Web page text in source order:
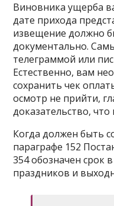
Виновника ущерба
дате прихода
извещение должно
документально.
телеграммой или
Естественно, вам
сохранить чек
осмотр не прийти,
доказательство, что
Когда должен быть
параграфе 152
354 обозначен срок
праздников и